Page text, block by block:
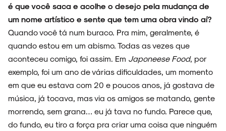
é que você saca e acolhe o desejo pela mudança de
um nome artístico e sente que tem uma obra vindo aí?
Quando você tá num buraco. Pra mim, geralmente, é
quando estou em um abismo. Todas as vezes que
aconteceu comigo, foi assim. Em Japoneese Food, por
exemplo, foi um ano de várias dificuldades, um momento
em que eu estava com 20 e poucos anos, já gostava de
música, já tocava, mas via os amigos se matando, gente
morrendo, sem grana… eu já tava no fundo. Parece que,
do fundo, eu tiro a força pra criar uma coisa que ninguém